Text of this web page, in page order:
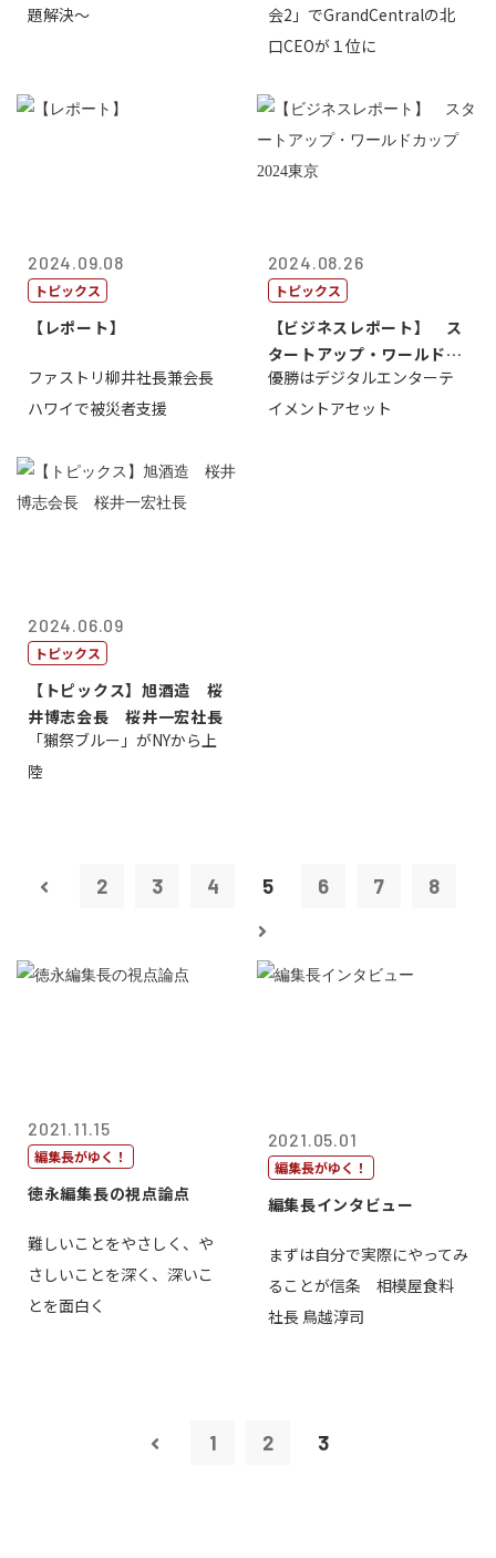
題解決～
会2」でGrandCentralの北
口CEOが１位に
2024.09.08
トピックス
【レポート】
ファストリ柳井社長兼会長
ハワイで被災者支援
2024.08.26
トピックス
【ビジネスレポート】 ス
タートアップ・ワールドカ
ップ2024...
優勝はデジタルエンターテ
イメントアセット
2024.06.09
トピックス
【トピックス】旭酒造 桜
井博志会長 桜井一宏社長
「獺祭ブルー」がNYから上
陸
2 3 4 5 6 7 8
2021.11.15
編集長がゆく！
徳永編集長の視点論点
難しいことをやさしく、や
さしいことを深く、深いこ
とを面白く
2021.05.01
編集長がゆく！
編集長インタビュー
まずは自分で実際にやってみ
ることが信条 相模屋食料
社長 鳥越淳司
1 2 3